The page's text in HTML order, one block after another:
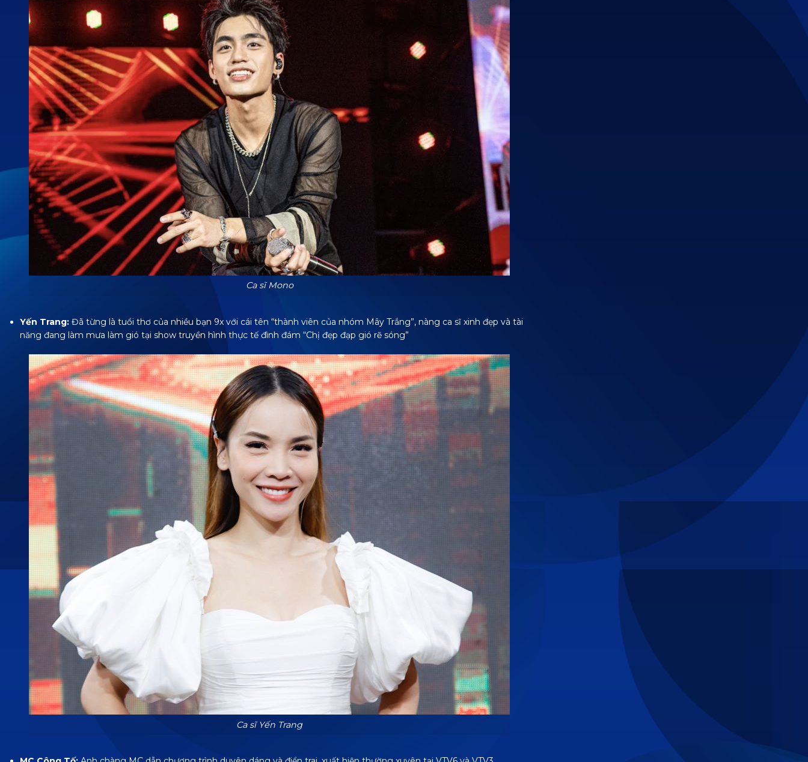
Ca sĩ Mono
Yến Trang: Đã từng là tuổi thơ của nhiều bạn 9x với cái tên “thành viên của nhóm Mây Trắng”, nàng ca sĩ xinh đẹp và tài
năng đang làm mưa làm gió tại show truyền hình thực tế đình đám “Chị đẹp đạp gió rẽ sóng”
Ca sĩ Yến Trang